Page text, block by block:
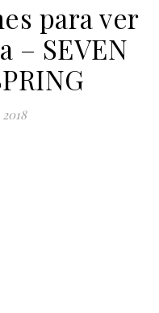
para ver
– SEVEN